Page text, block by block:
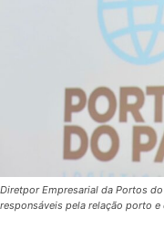
Diretpor Empresarial da Portos
responsáveis pela relação porto e